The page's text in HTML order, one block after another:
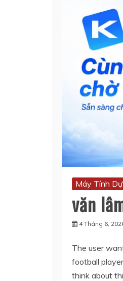
Máy Tính
văn
4 Tháng 6,
The user
football
think about